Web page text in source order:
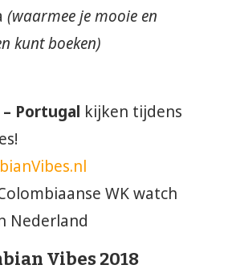
(waarmee je mooie en
kunt boeken)
Portugal kijken tijdens
WK watch
Nederland
Vibes 2018